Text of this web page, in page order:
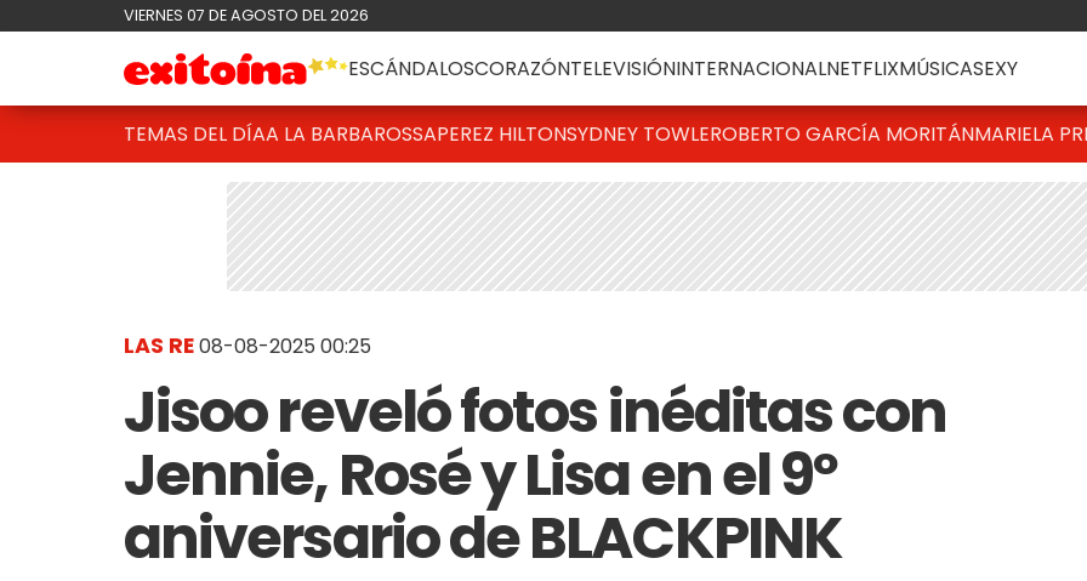
VIERNES 07 DE AGOSTO DEL 2026
ESCÁNDALOSCORAZÓNTELEVISIÓNINTERNACIONALNETFLIXMÚSICASEXY
TEMAS DEL DÍAA LA BARBAROSSAPEREZ HILTONSYDNEY TOWLEROBERTO GARCÍA MORITÁNMARIELA
LAS RE08-08-2025 00:25
Jisoo reveló fotos inéditas con
Jennie, Rosé y Lisa en el 9º
aniversario de BLACKPINK